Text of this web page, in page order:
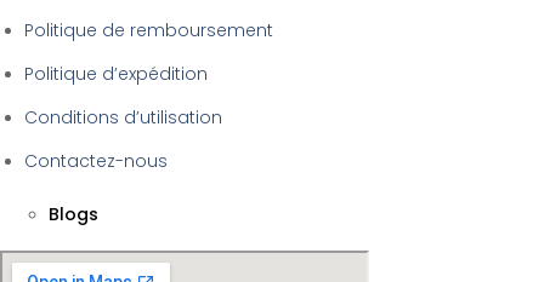
Politique de remboursement
Politique d’expédition
Conditions d’utilisation
Contactez-nous
Blogs